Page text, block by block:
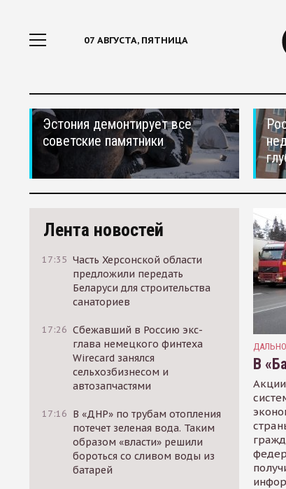
07 АВГУСТА, ПЯТНИЦА
Эстония демонтирует все
советские памятники
Лента новостей
17:35 Часть Херсонской области
предложили передать
Беларуси для строительства
санаториев
17:26 Сбежавший в Россию экс-
глава немецкого финтеха
Wirecard занялся
сельхозбизнесом и
автозапчастями
17:16 В «ДНР» по трубам отопления
потечет зеленая вода. Таким
образом «власти» решили
бороться со сливом воды из
батарей
В